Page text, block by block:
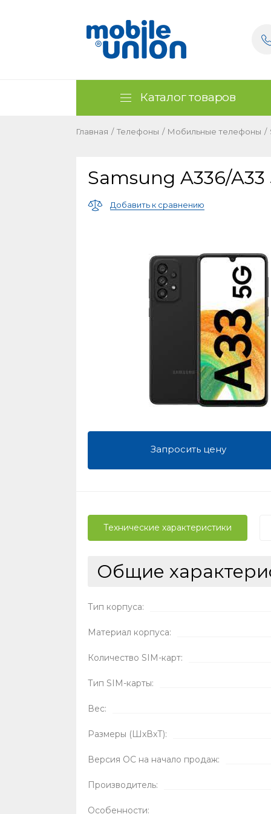
Каталог товаров
Главная / Телефоны / Мобильные телефоны /
Samsung A336/A33
Добавить к сравнению
Запросить цену
Технические характеристики
Общие
Тип корпуса:
Материал корпуса:
Количество SIM-карт:
Тип SIM-карты:
Вес:
Размеры (ШxВxТ):
Версия ОС на начало продаж:
Производитель:
Особенности: